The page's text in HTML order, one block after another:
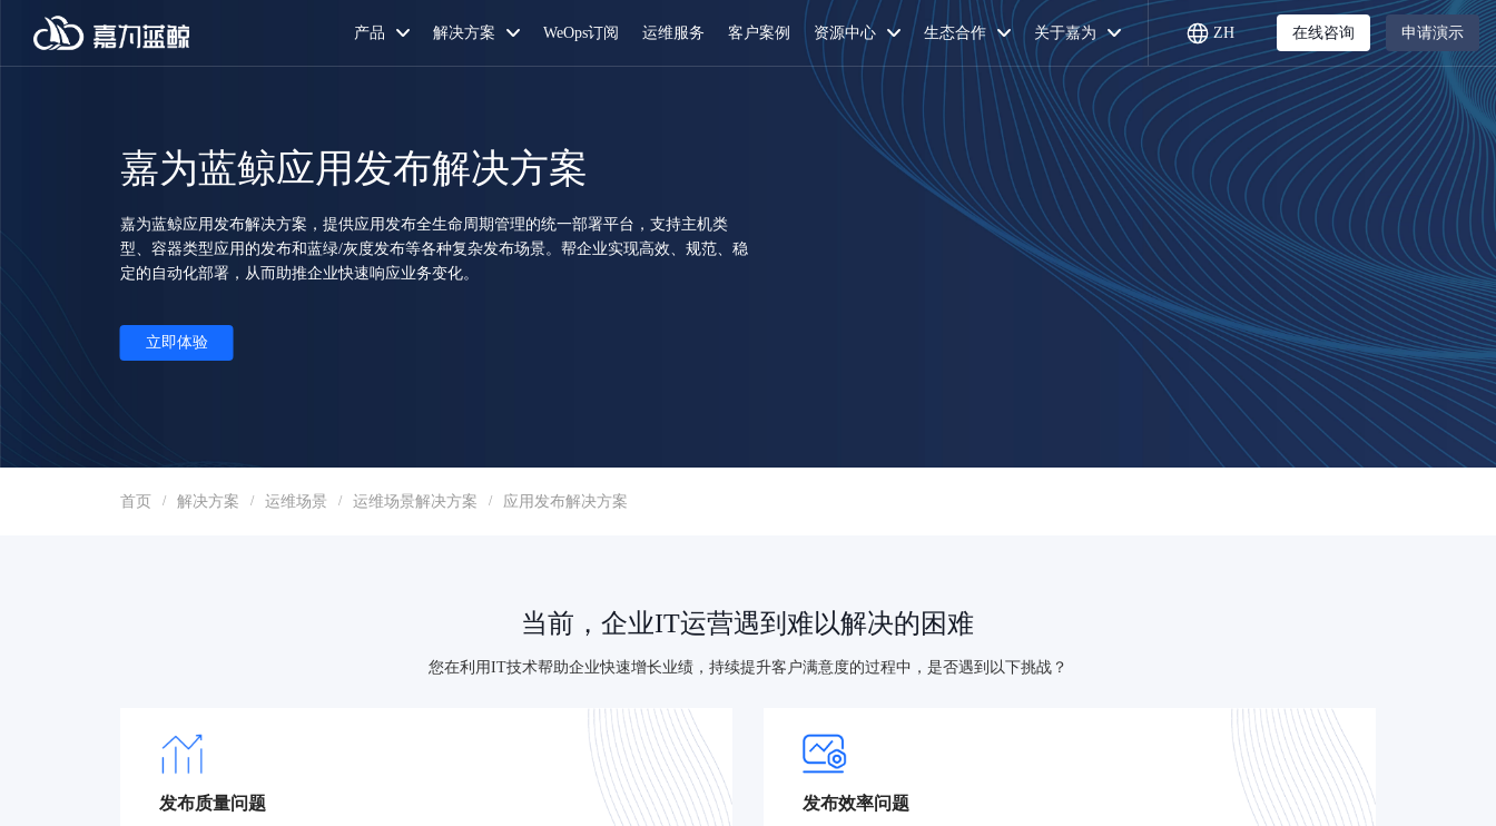
产品 解决方案 WeOps订阅 运维服务 客户案例 资源中心 生态合作 关于嘉为 ZH 在线咨询 申请演示
嘉为蓝鲸应用发布解决方案
嘉为蓝鲸应用发布解决方案，提供应用发布全生命周期管理的统一部署平台，支持主机类
型、容器类型应用的发布和蓝绿/灰度发布等各种复杂发布场景。帮企业实现高效、规范、稳
定的自动化部署，从而助推企业快速响应业务变化。
立即体验
首页 / 解决方案 / 运维场景 / 运维场景解决方案 / 应用发布解决方案
当前，企业IT运营遇到难以解决的困难
您在利用IT技术帮助企业快速增长业绩，持续提升客户满意度的过程中，是否遇到以下挑战？
发布质量问题 发布效率问题